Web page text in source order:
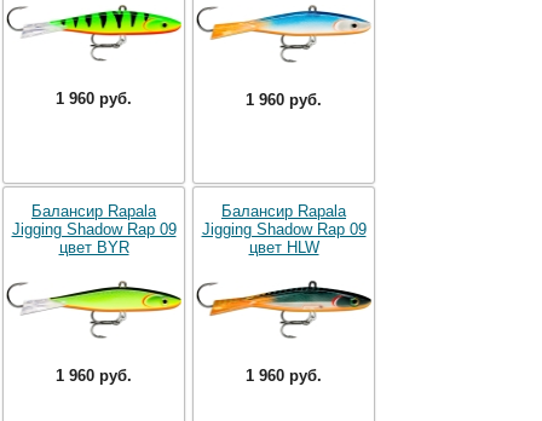
1 960 руб. 1 960 руб.
Балансир Rapala
Jigging Shadow Rap 09
цвет BYR
1 960 руб.
Балансир Rapala
Jigging Shadow Rap 09
цвет HLW
1 960 руб.